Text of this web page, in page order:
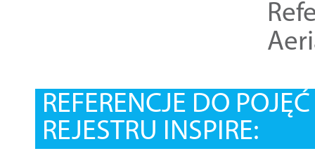
REFERENCJE DO
REJESTRU INSPIRE: